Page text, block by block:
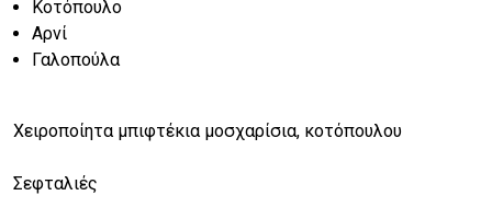
Κοτόπουλο
Αρνί
Γαλοπούλα
Χειροποίητα μπιφτέκια μοσχαρίσια, κοτόπουλου
Σεφταλιές